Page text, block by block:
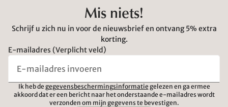
Mis niets!
Schrijf u zich nu in voor de nieuwsbrief en ontvang 5% extra
korting.
E-mailadres (Verplicht veld)
Ik heb de gegevensbeschermingsinformatie gelezen en ga ermee
akkoord dat er een bericht naar het onderstaande e-mailadres wordt
verzonden om mijn gegevens te bevestigen.